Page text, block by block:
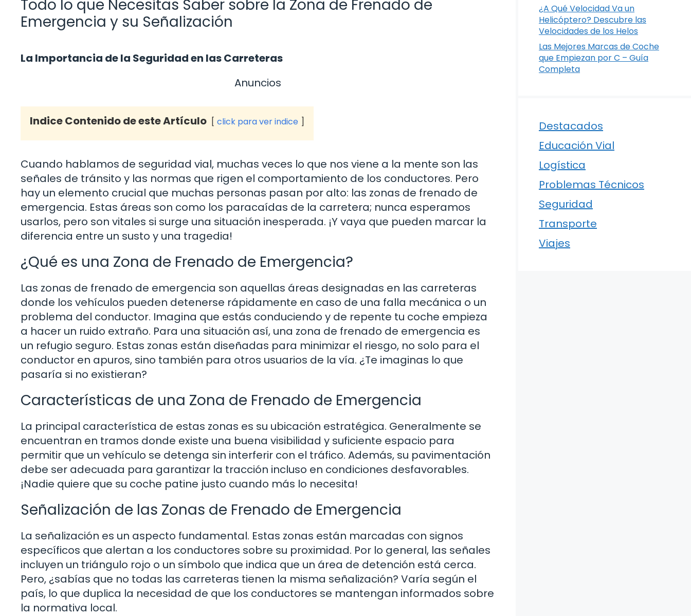
Todo lo que Necesitas Saber sobre la Zona de Frenado de
Emergencia y su Señalización
La Importancia de la Seguridad en las Carreteras
Anuncios
Indice Contenido de este Artículo click para ver indice
Cuando hablamos de seguridad vial, muchas veces lo que nos viene a la mente son las
señales de tránsito y las normas que rigen el comportamiento de los conductores. Pero
hay un elemento crucial que muchas personas pasan por alto: las zonas de frenado de
emergencia. Estas áreas son como los paracaídas de la carretera; nunca esperamos
usarlos, pero son vitales si surge una situación inesperada. ¡Y vaya que pueden marcar la
diferencia entre un susto y una tragedia!
¿Qué es una Zona de Frenado de Emergencia?
Las zonas de frenado de emergencia son aquellas áreas designadas en las carreteras
donde los vehículos pueden detenerse rápidamente en caso de una falla mecánica o un
problema del conductor. Imagina que estás conduciendo y de repente tu coche empieza
a hacer un ruido extraño. Para una situación así, una zona de frenado de emergencia es
un refugio seguro. Estas zonas están diseñadas para minimizar el riesgo, no solo para el
conductor en apuros, sino también para otros usuarios de la vía. ¿Te imaginas lo que
pasaría si no existieran?
Características de una Zona de Frenado de Emergencia
La principal característica de estas zonas es su ubicación estratégica. Generalmente se
encuentran en tramos donde existe una buena visibilidad y suficiente espacio para
permitir que un vehículo se detenga sin interferir con el tráfico. Además, su pavimentación
debe ser adecuada para garantizar la tracción incluso en condiciones desfavorables.
¡Nadie quiere que su coche patine justo cuando más lo necesita!
Señalización de las Zonas de Frenado de Emergencia
La señalización es un aspecto fundamental. Estas zonas están marcadas con signos
específicos que alertan a los conductores sobre su proximidad. Por lo general, las señales
incluyen un triángulo rojo o un símbolo que indica que un área de detención está cerca.
Pero, ¿sabías que no todas las carreteras tienen la misma señalización? Varía según el
país, lo que duplica la necesidad de que los conductores se mantengan informados sobre
la normativa local.
¿A Qué Velocidad Va un
Helicóptero? Descubre las
Velocidades de los Helos
Las Mejores Marcas de Coche
que Empiezan por C – Guía
Completa
Destacados
Educación Vial
Logística
Problemas Técnicos
Seguridad
Transporte
Viajes